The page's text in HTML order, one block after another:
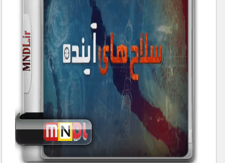
طبیعت
علم و فناوری
فرهنگ / هنر
کیهان / نجوم
گردشگری
ماورایی
مسابقات / ورزشی
مستند های اختصاصی